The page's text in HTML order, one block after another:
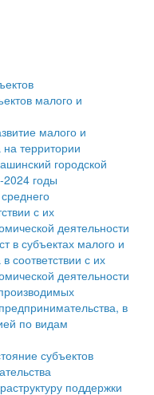
округа
учтенных
малого и
малого и
малого и
малого и
территории
городской
2024 годы
с их
деятельности
в субъектах малого и
соответствии с их
деятельности
в
по видам
субъектов
поддержки